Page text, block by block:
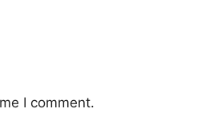
I comment.